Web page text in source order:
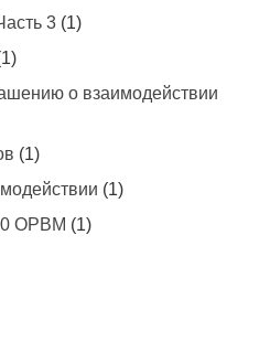
3(1)
о взаимодействии
(1)
(1)
ОРВМ (1)